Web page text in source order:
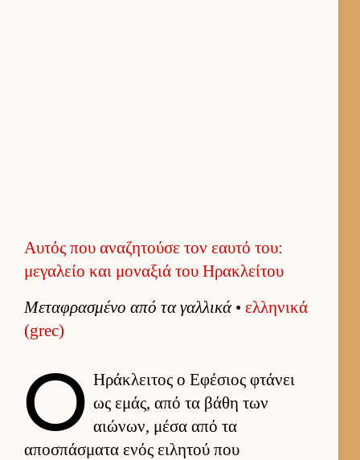
Αυτός που αναζητούσε τον εαυτό του:
μεγαλείο και μοναξιά του Ηρακλείτου
Μεταφρασμένο από τα γαλ­λικά• ελ­ληνικά
(grec)
Ο Ηράκλει­τος ο Εφέσιος φτάνει
ως εμάς, από τα βάθη των
αιώνων, μέσα από τα
αποσπάσματα ενός ει­λητού που